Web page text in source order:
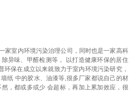
家室内环境污染治理公司，同时也是一家高科
异味、甲醛检测等， 以打造健康环保的居住
环保在成立以来就致力于室内环境污染研究，
纸 中的胶水、油漆等,很多厂家都说自己的材
，都或多或少 会超标，再加上累加效应，很